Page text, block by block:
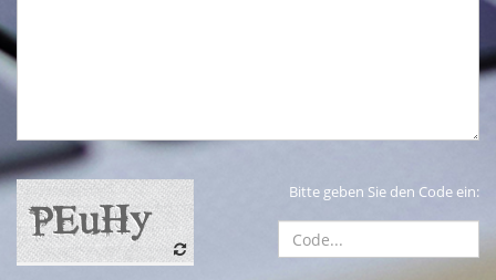
Bitte geben Sie den Code ein: